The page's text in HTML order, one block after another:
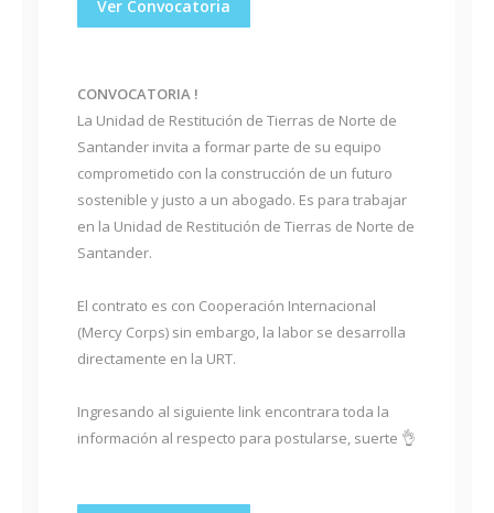
Ver Convocatoria
CONVOCATORIA !
La Unidad de Restitución de Tierras de Norte de
Santander invita a formar parte de su equipo
comprometido con la construcción de un futuro
sostenible y justo a un abogado. Es para trabajar
en la Unidad de Restitución de Tierras de Norte de
Santander.
El contrato es con Cooperación Internacional
(Mercy Corps) sin embargo, la labor se desarrolla
directamente en la URT.
Ingresando al siguiente link encontrara toda la
información al respecto para postularse, suerte 👌